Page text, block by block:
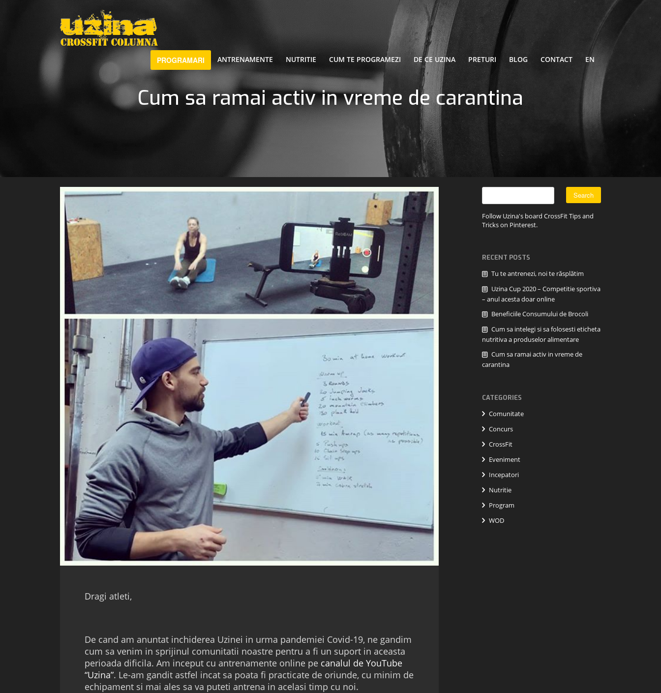
PROGRAMARI ANTRENAMENTE NUTRITIE CUM TE PROGRAMEZI DE CE UZINA PRETURI BLOG CONTACT EN
Cum sa ramai activ in vreme de carantina
Dragi atleti,
De cand am anuntat inchiderea Uzinei in urma pandemiei Covid-19, ne gandim
cum sa venim in sprijinul comunitatii noastre pentru a fi un suport in aceasta
perioada dificila. Am inceput cu antrenamente online pe canalul de YouTube
“Uzina”. Le-am gandit astfel incat sa poata fi practicate de oriunde, cu minim de
echipament si mai ales sa va puteti antrena in acelasi timp cu noi.
Follow Uzina's board CrossFit Tips and
Tricks on Pinterest.
RECENT POSTS
Tu te antrenezi, noi te răsplătim
Uzina Cup 2020 – Competitie sportiva
– anul acesta doar online
Beneficiile Consumului de Brocoli
Cum sa intelegi si sa folosesti eticheta
nutritiva a produselor alimentare
Cum sa ramai activ in vreme de
carantina
CATEGORIES
Comunitate
Concurs
CrossFit
Eveniment
Incepatori
Nutritie
Program
WOD